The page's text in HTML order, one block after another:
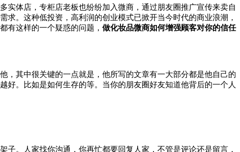
实体店，专柜店老板也纷纷加入微商，通过朋友圈推广宣传来卖自
。这种低投资，高利润的创业模式已掀开当今时代的商业浪潮，
有这样的一个疑惑的问题， 做化妆品微商如何增强顾客对你的信任
其中很关键的一点就是，他所写的文章有一大部分都是他自己的
。比如是如何生存的等。当你的朋友圈好友知道他背后的一个人
。人家找你沟通，你再忙都要回复人家，不管是评论还是留言，